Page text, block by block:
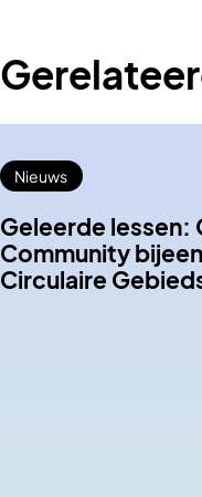
Nieuws
Geleerde lessen:
Community
Circulaire